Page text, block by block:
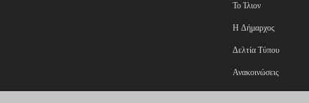
Το Ίλιον
H Δήμαρχος
Δελτία Τύπου
Ανακοινώσεις